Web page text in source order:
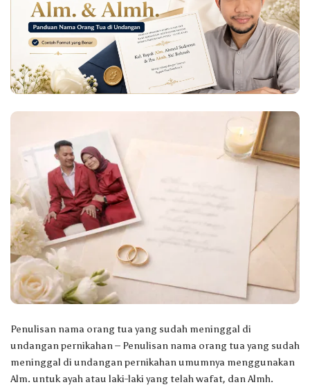
Penulisan nama orang tua yang sudah meninggal di
undangan pernikahan– Penulisan nama orang tua yang sudah
meninggal di undangan pernikahan umumnya menggunakan
Alm. untuk ayah atau laki-laki yang telah wafat, dan Almh.